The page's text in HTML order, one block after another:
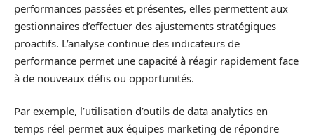
performances passées et présentes, elles permettent aux
gestionnaires d’effectuer des ajustements stratégiques
proactifs. L’analyse continue des indicateurs de
performance permet une capacité à réagir rapidement face
à de nouveaux défis ou opportunités.
Par exemple, l’utilisation d’outils de data analytics en
temps réel permet aux équipes marketing de répondre